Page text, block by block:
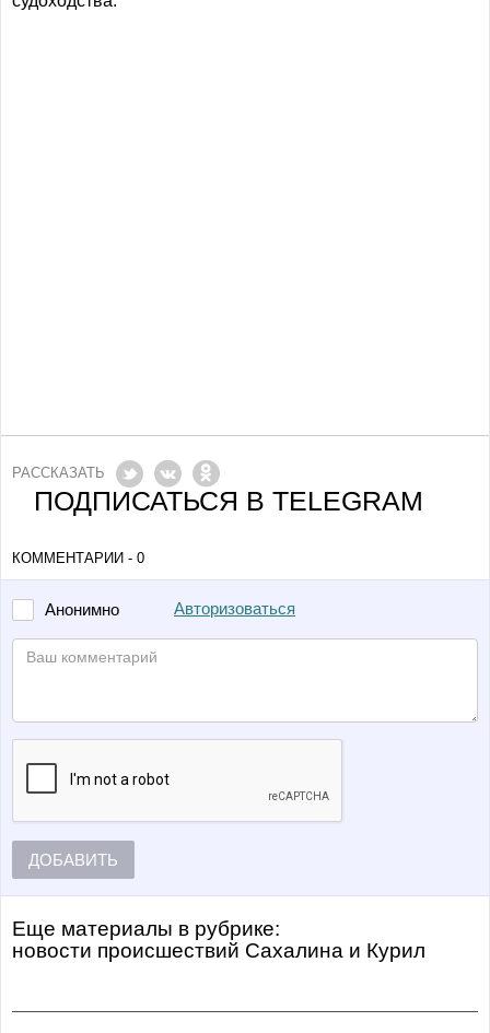
РАССКАЗАТЬ
ПОДПИСАТЬСЯ В TELEGRAM
КОММЕНТАРИИ - 0
Анонимно Авторизоваться
ДОБАВИТЬ
Еще материалы в рубрике:
Новости происшествий Сахалина и Курил